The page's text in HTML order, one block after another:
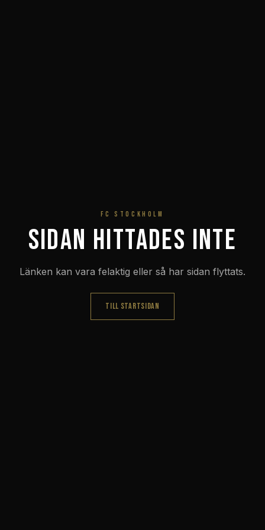
FC STOCKHOLM
Sidan hittades inte
Länken kan vara felaktig eller så har sidan flyttats.
TILL STARTSIDAN